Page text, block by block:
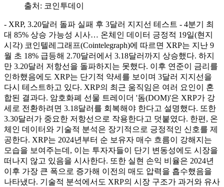
출처: 코인투데이
- XRP, 3.20달러 돌파 실패 후 3달러 지지선 테스트 - 4분기 최
대 85% 상승 가능성 시사… 온체인 데이터 긍정적 19일(현지
시각) 코인텔레그래프(Cointelegraph)에 따르면 XRP는 지난 9
월 초 18% 급등해 2.70달러에서 3.18달러까지 상승했다. 하지
만 3.20달러 저항선을 돌파하지는 못했다. 이후 연준이 금리를
인하했음에도 XRP는 단기적 약세를 보이며 3달러 지지선을
다시 테스트하고 있다. XRP의 최근 움직임은 여러 요인이 혼
합된 결과다. 암호화폐 선물 트레이더 '돔(DOM)'은 XRP가 강
세로 전환하려면 3.18달러를 회복해야 한다고 설명했다. 또한
3.30달러가 중요한 저항선으로 작용한다고 덧붙였다. 한편, 온
체인 데이터와 기술적 분석은 장기적으로 긍정적인 신호를 제
공한다. XRP는 2024년부터 순 보유자 매수 흐름이 강해지는
모습을 보여주는데, 이는 투자자들이 단기 변동성에도 시장을
떠나지 않고 있음을 시사한다. 또한 실현 손익 비율은 2024년
이후 가장 큰 폭으로 증가해 이전의 매도 압력을 흡수했음을
나타냈다. 기술적 분석에서도 XRP의 시장 구조가 과거와 유사